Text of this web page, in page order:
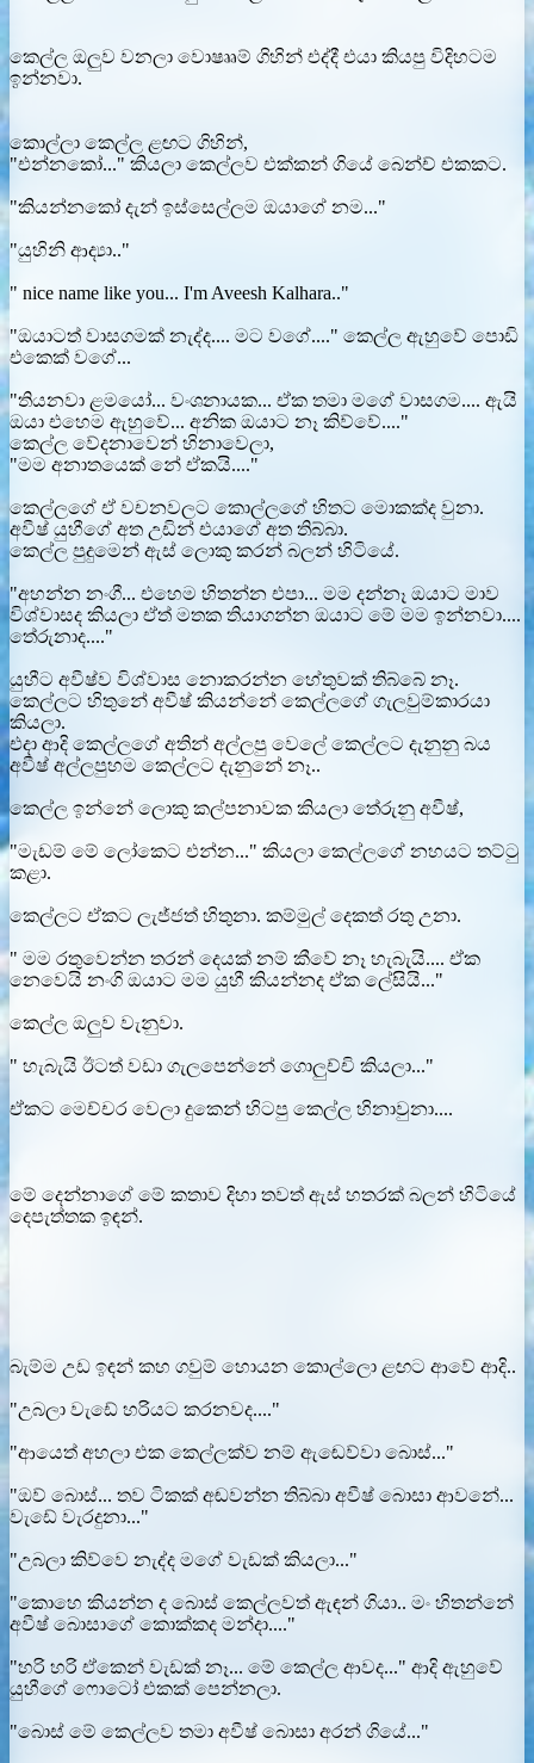
කෙල්ල ඔලුව වනලා වොෂෲම් ගිහින් එද්දී එයා කියපු විදිහටම
ඉන්නවා.
කොල්ලා කෙල්ල ළඟට ගිහින්,
"එන්නකෝ..." කියලා කෙල්ලව එක්කන් ගියේ බෙන්ච් එකකට.
"කියන්නකෝ දැන් ඉස්සෙල්ලම ඔයාගේ නම..."
"යුහිනි ආද්‍යා.."
" nice name like you... I'm Aveesh Kalhara.."
"ඔයාටත් වාසගමක් නැද්ද.... මට වගේ...." කෙල්ල ඇහුවේ පොඩි
එකෙක් වගේ...
"තියනවා ළමයෝ... වංශනායක... ඒක තමා මගේ වාසගම.... ඇයි
ඔයා එහෙම ඇහුවේ... අනික ඔයාට නෑ කිව්වේ...."
කෙල්ල වේදනාවෙන් හිනාවෙලා,
"මම අනාතයෙක් නේ ඒකයි...."
කෙල්ලගේ ඒ වචනවලට කොල්ලගේ හිතට මොකක්ද වුනා.
අවීෂ් යුහීගේ අත උඩින් එයාගේ අත තිබ්බා.
කෙල්ල පුදුමෙන් ඇස් ලොකු කරන් බලන් හිටියේ.
"අහන්න නංගී... එහෙම හිතන්න එපා... මම දන්නෑ ඔයාට මාව
විශ්වාසද කියලා ඒත් මතක තියාගන්න ඔයාට මේ මම ඉන්නවා....
තේරුනාද...."
යුහීට අවීෂ්ව විශ්වාස නොකරන්න හේතුවක් තිබ්බේ නෑ.
කෙල්ලට හිතුනේ අවීෂ් කියන්නේ කෙල්ලගේ ගැලවුම්කාරයා
කියලා.
එදා ආදි කෙල්ලගේ අතින් අල්ලපු වෙලේ කෙල්ලට දැනුනු බය
අවීෂ් අල්ලපුහම කෙල්ලට දැනුනේ නෑ..
කෙල්ල ඉන්නේ ලොකු කල්පනාවක කියලා තේරුනු අවීෂ්,
"මැඩම් මේ ලෝකෙට එන්න..." කියලා කෙල්ලගේ නහයට තට්ටු
කළා.
කෙල්ලට ඒකට ලැජ්ජත් හිතුනා. කම්මුල් දෙකත් රතු උනා.
" මම රතුවෙන්න තරන් දෙයක් නම් කීවේ නෑ හැබැයි.... ඒක
නෙවෙයි නංගි ඔයාට මම යුහී කියන්නද ඒක ලේසියි..."
කෙල්ල ඔලුව වැනුවා.
" හැබැයි ඊටත් වඩා ගැලපෙන්නේ ගොලුච්චි කියලා..."
ඒකට මෙච්චර වෙලා දුකෙන් හිටපු කෙල්ල හිනාවුනා....
මේ දෙන්නාගේ මේ කතාව දිහා තවත් ඇස් හතරක් බලන් හිටියේ
දෙපැත්තක ඉඳන්.
බැම්ම උඩ ඉඳන් කහ ගවුම් හොයන කොල්ලො ළඟට ආවේ ආදි..
"උබලා වැඩේ හරියට කරනවද...."
"ආයෙත් අහලා එක කෙල්ලක්ව නම් ඇඬෙව්වා බොස්..."
"ඔව් බොස්... තව ටිකක් අඬවන්න තිබ්බා අවීෂ් බොසා ආවනේ...
වැඩේ වැරදුනා..."
"උබලා කිව්වෙ නැද්ද මගේ වැඩක් කියලා..."
"කොහෙ කියන්න ද බොස් කෙල්ලවත් ඇඳන් ගියා.. මං හිතන්නේ
අවීෂ් බොසාගේ කොක්කද මන්දා...."
"හරි හරි ඒකෙන් වැඩක් නෑ... මේ කෙල්ල ආවද..." ආදි ඇහුවේ
යුහීගේ ෆොටෝ එකක් පෙන්නලා.
"බොස් මේ කෙල්ලව තමා අවීෂ් බොසා අරන් ගියේ..."